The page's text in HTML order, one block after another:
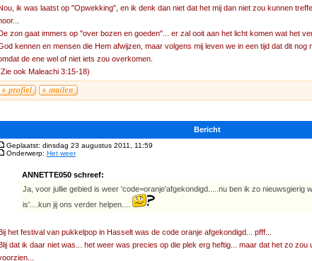
ik was laatst op "Opwekking", en ik denk dan niet dat het mij dan niet zou kunnen
zon gaat immers op "over bozen en goeden"... er zal ooit aan het licht komen wat het
kennen en mensen die Hem afwijzen, maar volgens mij leven we in een tijd dat dit nog
de ene wel of niet iets zou overkomen.
ook Maleachi 3:15-18)
Bericht
Geplaatst: dinsdag 23 augustus 2011, 11:59
Onderwerp: Het weer
ANNETTE050 schreef:
Ja, voor jullie gebied is weer 'code=oranje'afgekondigd.....nu ben ik zo nieuwsgierig
is'....kun jij ons verder helpen....
het festival van pukkelpop in Hasselt was de code oranje afgekondigd... pfff...
dat ik daar niet was... het weer was precies op die plek erg heftig... maar dat het zo zou